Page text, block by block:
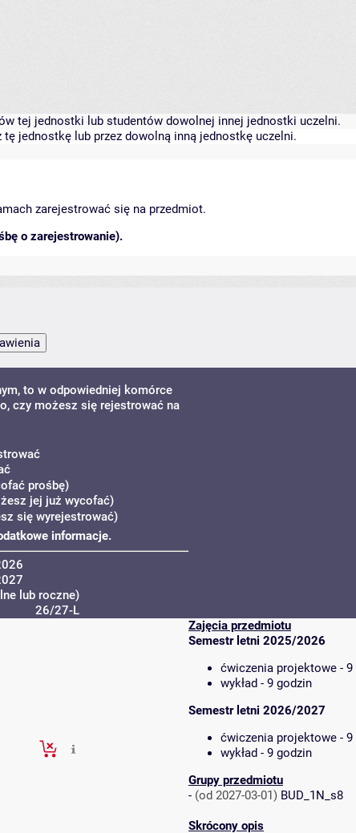
tej jednostki lub studentów dowolnej innej jednostki uczelni.
jednostkę lub przez dowolną inną jednostkę uczelni.
zarejestrować się na przedmiot.
o zarejestrowanie).
to w odpowiedniej komórce
czy możesz się rejestrować na
prośbę)
jej już wycofać)
się wyrejestrować)
informacje.
lub roczne)
26/27-L
Zajęcia przedmiotu
Semestr letni 2025/2026
ćwiczenia projektowe - 9
wykład - 9 godzin
Semestr letni 2026/2027
ćwiczenia projektowe - 9
wykład - 9 godzin
Grupy przedmiotu
- (od 2027-03-01) BUD_1N_s8
Skrócony opis